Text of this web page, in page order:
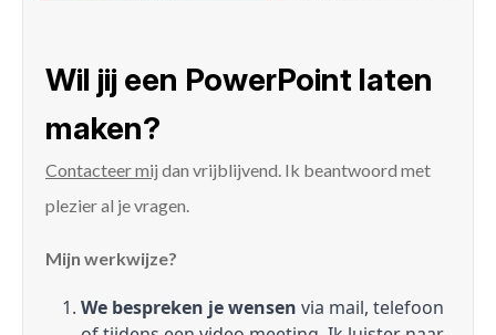
Wil jij een PowerPoint laten
maken?
Contacteer mij dan vrijblijvend. Ik beantwoord met
plezier al je vragen.
Mijn werkwijze?
We bespreken je wensen via mail, telefoon